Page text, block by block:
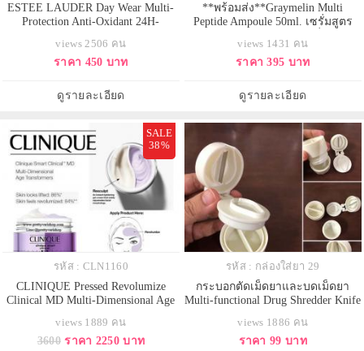
ESTEE LAUDER Day Wear Multi-
Protection Anti-Oxidant 24H-
SPF15 ขนาดทดลอง 15 ml. ครีม
บำรุงผิวสูตรกลางวัน สำหรับผิว
บางเบา ไม่เหนียวเหนอะหนะ บำรุง
ดูแลผิวอย่างลึกซึ้ง เพิ่มความกระจ่า
views 2506 คน
ราคา 450 บาท
ดูรายละเอียด
**พร้อมส่ง**Graymelin Multi
Peptide Ampoule 50ml. เซรั่มสูตร
ลดริ้วรอย เพิ่มความกระชับให้ผิว ให้
ผิวยืดหยุ่นดีขึ้น ทำให้ผิวอิ่มฟู และ ยัง
views 1431 คน
ราคา 395 บาท
ดูรายละเอียด
SALE
38%
รหัส : CLN1160
CLINIQUE Pressed Revolumize
Clinical MD Multi-Dimensional Age
เซอร์บำรุงผิว แปลกใหม่ด้วยแพคเกจ
แบบDuoที่บรรจุภัณฑ์ผลิตภัณฑ์สอง
views 1889 คน
3600 ราคา 2250 บาท
รหัส : กล่องใส่ยา 29
กระบอกตัดเม็ดยาและบดเม็ดยา
Multi-functional Drug Shredder Knife
views 1886 คน
ราคา 99 บาท